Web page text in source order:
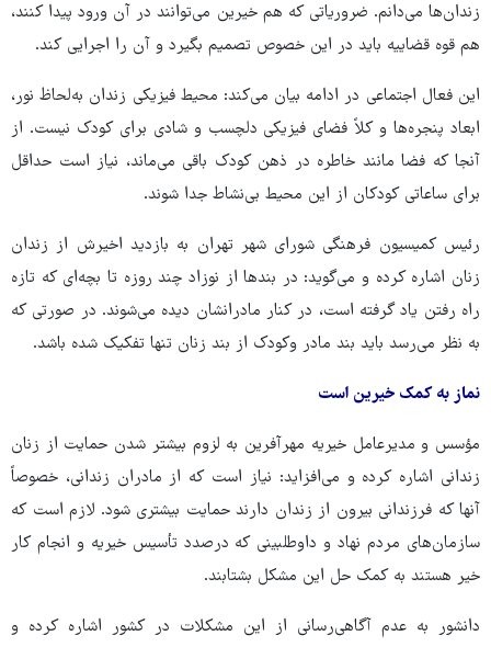
زندان‌ها می‌دانم. ضروریاتی که هم خیرین می‌توانند در آن ورود پیدا کنند،
هم قوه قضاییه باید در این خصوص تصمیم بگیرد و آن را اجرایی کند.
این فعال اجتماعی در ادامه بیان می‌کند: محیط فیزیکی زندان به‌لحاظ نور،
ابعاد پنجره‌ها و کلاً فضای فیزیکی دلچسب و شادی برای کودک نیست. از
آنجا که فضا مانند خاطره در ذهن کودک باقی‌ می‌ماند، نیاز است حداقل
برای ساعاتی کودکان از این محیط بی‌نشاط جدا شوند.
رئیس کمیسیون فرهنگی شورای شهر تهران به بازدید اخیرش از زندان
زنان اشاره کرده و می‌گوید: در بندها از نوزاد چند روزه تا بچه‌ای که تازه
راه رفتن یاد گرفته است، در کنار مادرانشان دیده می‌شوند. در صورتی که
به نظر می‌رسد باید بند مادر وکودک از بند زنان تنها تفکیک شده باشد.
نماز به کمک خیرین است
مؤسس و مدیرعامل خیریه مهرآفرین به لزوم بیشتر شدن حمایت از زنان
زندانی اشاره کرده و می‌افزاید: نیاز است که از مادران زندانی، خصوصاً
آنها که فرزندانی بیرون از زندان دارند حمایت بیشتری شود. لازم است که
سازمان‌های مردم نهاد و داوطلبینی که درصدد تأسیس خیریه و انجام کار
خیر هستند به کمک حل این مشکل بشتابند.
دانشور به عدم آگاهی‌رسانی از این مشکلات در کشور اشاره کرده و